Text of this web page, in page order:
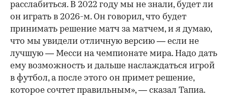
расслабиться. В 2022 году мы не знали, будет ли
он играть в 2026-м. Он говорил, что будет
принимать решение матч за матчем, и я думаю,
что мы увидели отличную версию — если не
лучшую — Месси на чемпионате мира. Надо дать
ему возможность и дальше наслаждаться игрой
в футбол, а после этого он примет решение,
которое сочтет правильным», — сказал Тапиа.